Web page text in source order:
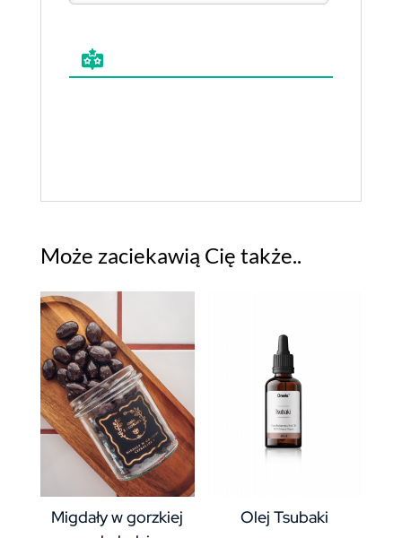
Może zaciekawią Cię także..
Migdały w gorzkiej
Olej Tsubaki